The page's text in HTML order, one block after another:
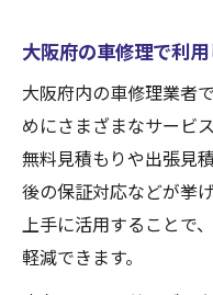
大阪府の車修理で利
大阪府内の車修理業者
めにさまざまなサービ
無料見積もりや出張見
後の保証対応などが挙
上手に活用することで
軽減できます。